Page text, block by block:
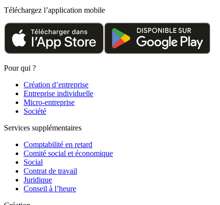
Téléchargez l’application mobile
Pour qui ?
Création d’entreprise
Entreprise individuelle
Micro-entreprise
Société
Services supplémentaires
Comptabilité en retard
Comité social et économique
Social
Contrat de travail
Juridique
Conseil à l’heure